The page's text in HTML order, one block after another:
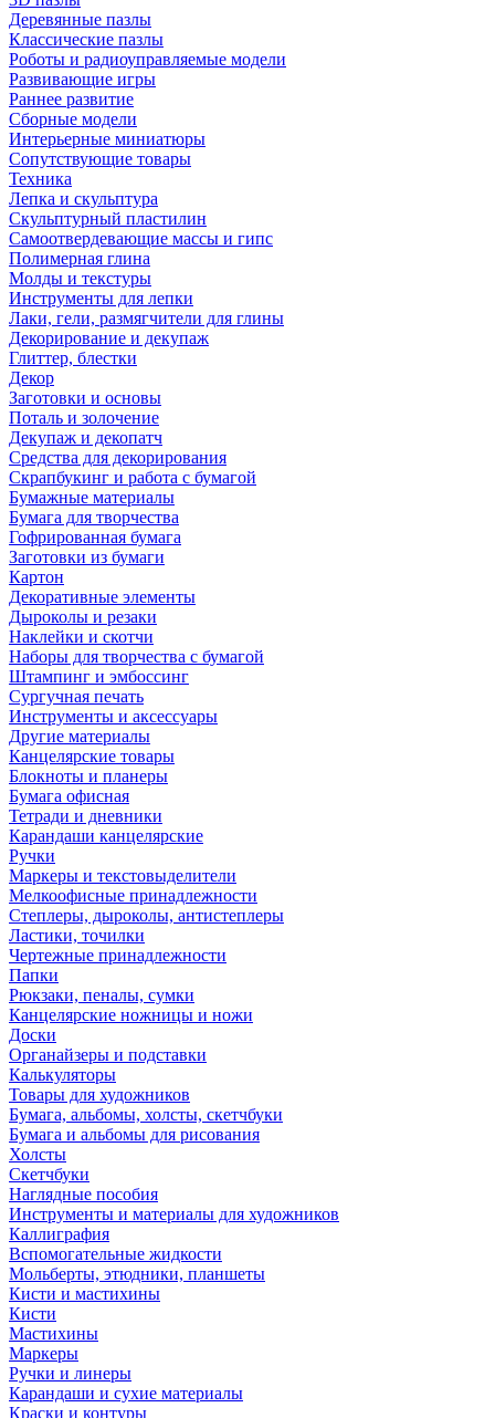
Деревянные пазлы
Классические пазлы
Роботы и радиоуправляемые модели
Развивающие игры
Раннее развитие
Сборные модели
Интерьерные миниатюры
Сопутствующие товары
Техника
Лепка и скульптура
Скульптурный пластилин
Самоотвердевающие массы и гипс
Полимерная глина
Молды и текстуры
Инструменты для лепки
Лаки, гели, размягчители для глины
Декорирование и декупаж
Глиттер, блестки
Декор
Заготовки и основы
Поталь и золочение
Декупаж и декопатч
Средства для декорирования
Скрапбукинг и работа с бумагой
Бумажные материалы
Бумага для творчества
Гофрированная бумага
Заготовки из бумаги
Картон
Декоративные элементы
Дыроколы и резаки
Наклейки и скотчи
Наборы для творчества с бумагой
Штампинг и эмбоссинг
Сургучная печать
Инструменты и аксессуары
Другие материалы
Канцелярские товары
Блокноты и планеры
Бумага офисная
Тетради и дневники
Карандаши канцелярские
Ручки
Маркеры и текстовыделители
Мелкоофисные принадлежности
Степлеры, дыроколы, антистеплеры
Ластики, точилки
Чертежные принадлежности
Папки
Рюкзаки, пеналы, сумки
Канцелярские ножницы и ножи
Доски
Органайзеры и подставки
Калькуляторы
Товары для художников
Бумага, альбомы, холсты, скетчбуки
Бумага и альбомы для рисования
Холсты
Скетчбуки
Наглядные пособия
Инструменты и материалы для художников
Каллиграфия
Вспомогательные жидкости
Мольберты, этюдники, планшеты
Кисти и мастихины
Кисти
Мастихины
Маркеры
Ручки и линеры
Карандаши и сухие материалы
Краски и контуры